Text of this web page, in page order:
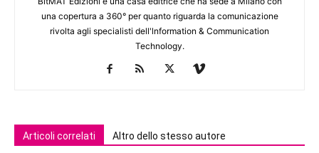
una copertura a 360° per quanto riguarda la comunicazione
rivolta agli specialisti dell'lnformation & Communication
Technology.
Articoli correlati Altro dello stesso autore